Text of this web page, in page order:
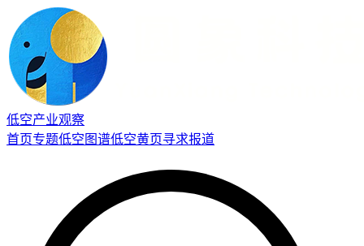
低空产业观察
首页专题低空图谱低空黄页寻求报道